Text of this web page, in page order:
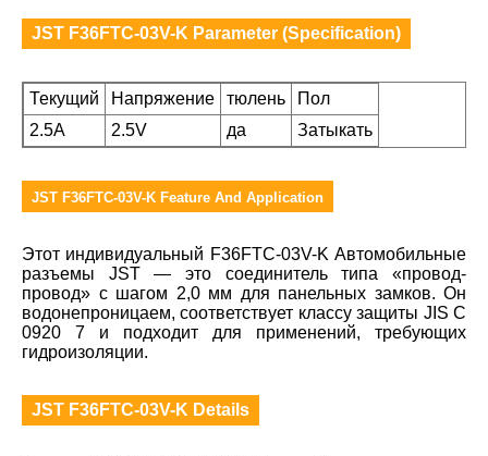
JST F36FTC-03V-K Parameter (Specification)
Текущий Напряжение тюлень
Пол
2.5A
2.5V да Затыкать
JST F36FTC-03V-K Feature And Application
Этот индивидуальный F36FTC-03V-K Автомобильные
разъемы JST — это соединитель типа «провод-
провод» с шагом 2,0 мм для панельных замков. Он
водонепроницаем, соответствует классу защиты JIS C
0920 7 и подходит для применений, требующих
гидроизоляции.
JST F36FTC-03V-K Details